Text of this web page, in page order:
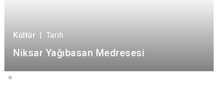
Kültür | Tarih
Niksar Yağıbasan Medresesi